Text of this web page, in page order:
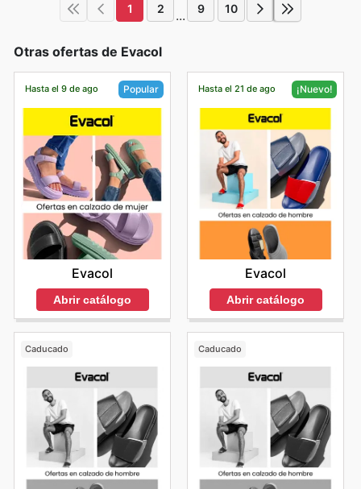
1 2 ... 9 10
Otras ofertas de Evacol
Hasta el 9 de ago Popular
Evacol
Abrir catálogo
Hasta el 21 de ago ¡Nuevo!
Evacol
Abrir catálogo
Caducado Caducado